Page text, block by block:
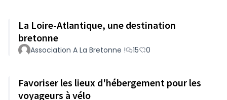
La Loire-Atlantique, une destination
bretonne
Association A La Bretonne ! 15 0
Favoriser les lieux d'hébergement pour les
voyageurs à vélo